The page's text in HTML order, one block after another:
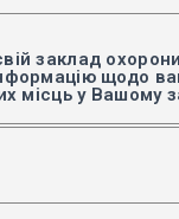
заклад
щодо
у Вашому